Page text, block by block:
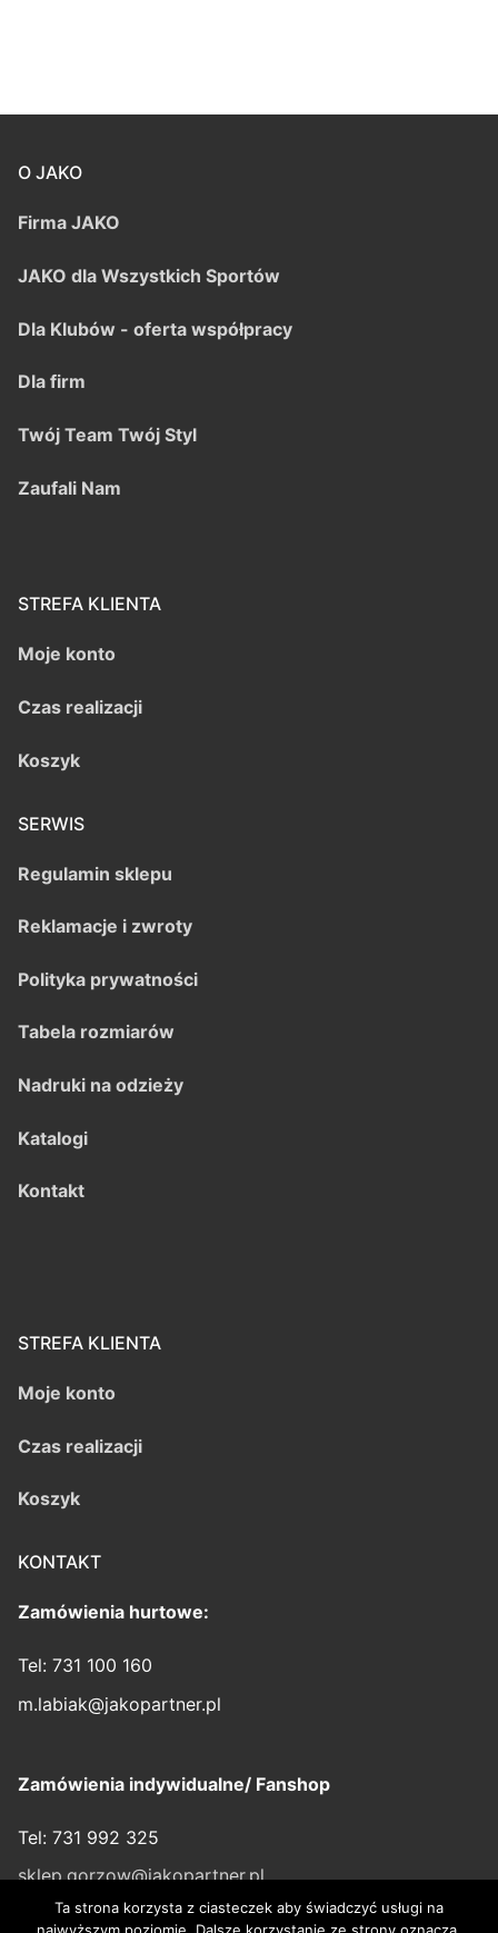
O JAKO
Firma JAKO
JAKO dla Wszystkich Sportów
Dla Klubów - oferta współpracy
Dla firm
Twój Team Twój Styl
Zaufali Nam
STREFA KLIENTA
Moje konto
Czas realizacji
Koszyk
SERWIS
Regulamin sklepu
Reklamacje i zwroty
Polityka prywatności
Tabela rozmiarów
Nadruki na odzieży
Katalogi
Kontakt
STREFA KLIENTA
Moje konto
Czas realizacji
Koszyk
KONTAKT
Zamówienia hurtowe:
Tel: 731 100 160
m.labiak@jakopartner.pl
Zamówienia indywidualne/ Fanshop
Tel: 731 992 325
sklep.gorzow@jakopartner.pl
Ta strona korzysta z ciasteczek aby świadczyć usługi na